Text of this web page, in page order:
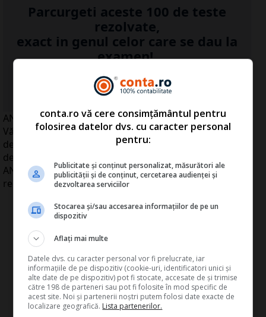
Parcurgeti aceste 100 de teste
rezolvate,
exact in genul celor care se dau la
examen!
...Detalii clickAICI
ANAF va prelua toate atribuţiile Autorităţii Naţionale a
Vămilor (ANV) şi Gărzii Financiare, care vor fi
desfiinţate şi transformate în structuri sau
departamente fără personalitate juridică în cadrul
ANAF coordoate de câte un vicepreşedinte,
reorganizare care va presupune reduceri de personal.
conta.ro vă cere consimțământul pentru
folosirea datelor dvs. cu caracter personal
pentru:
Publicitate și conținut personalizat, măsurători ale
publicității și de conținut, cercetarea audienței și
dezvoltarea serviciilor
Stocarea și/sau accesarea informațiilor de pe un
dispozitiv
Aflați mai multe
Datele dvs. cu caracter personal vor fi prelucrate, iar
informațiile de pe dispozitiv (cookie-uri, identificatori unici și
alte date de pe dispozitiv) pot fi stocate, accesate de și trimise
către 198 de parteneri sau pot fi folosite în mod specific de
acest site. Noi și partenerii noștri putem folosi date exacte de
localizare geografică. Lista partenerilor.